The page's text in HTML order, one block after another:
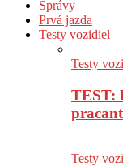
Správy
Prvá jazda
Testy vozidiel
Testy
TEST:
Testy